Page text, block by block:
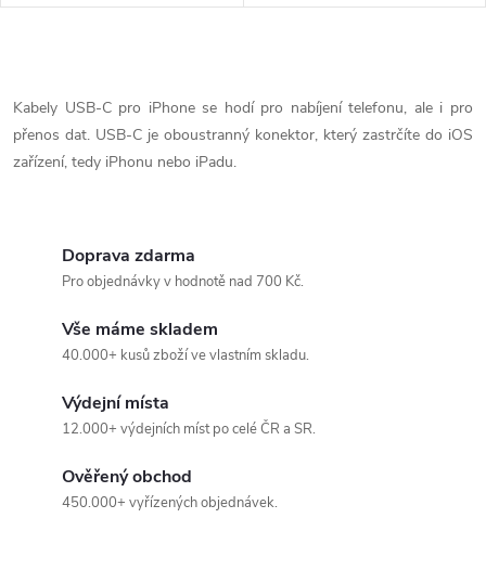
v
l
Kabely USB-C pro iPhone se hodí pro nabíjení telefonu, ale i pro
přenos dat. USB-C je oboustranný konektor, který zastrčíte do iOS
zařízení, tedy iPhonu nebo iPadu.
Doprava zdarma
Pro objednávky v hodnotě nad 700 Kč.
Vše máme skladem
40.000+ kusů zboží ve vlastním skladu.
Výdejní místa
12.000+ výdejních míst po celé ČR a SR.
Ověřený obchod
450.000+ vyřízených objednávek.